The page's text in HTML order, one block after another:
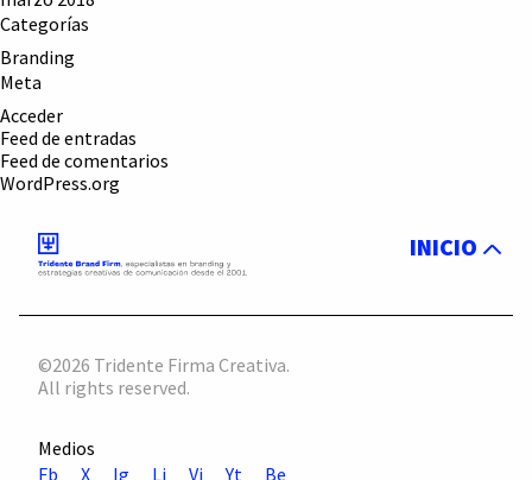
Categorías
Branding
Meta
Acceder
Feed de entradas
Feed de comentarios
WordPress.org
INICIO
©2026 Tridente Firma Creativa.
All rights reserved.
Medios
Fb
X Ig Li Vi Yt Be